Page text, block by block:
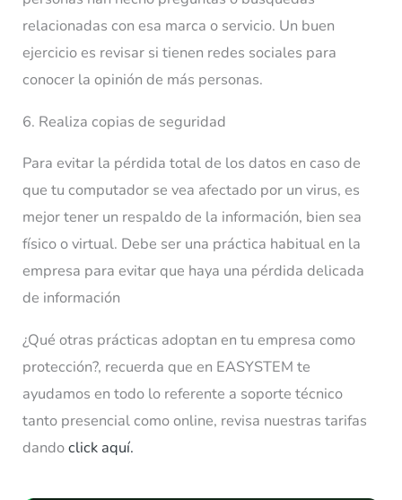
relacionadas con esa marca o servicio. Un buen
ejercicio es revisar si tienen redes sociales para
conocer la opinión de más personas.
6. Realiza copias de seguridad
Para evitar la pérdida total de los datos en caso de
que tu computador se vea afectado por un virus, es
mejor tener un respaldo de la información, bien sea
físico o virtual. Debe ser una práctica habitual en la
empresa para evitar que haya una pérdida delicada
de información
¿Qué otras prácticas adoptan en tu empresa como
protección?, recuerda que en EASYSTEM te
ayudamos en todo lo referente a soporte técnico
tanto presencial como online, revisa nuestras tarifas
dandoclick aquí.